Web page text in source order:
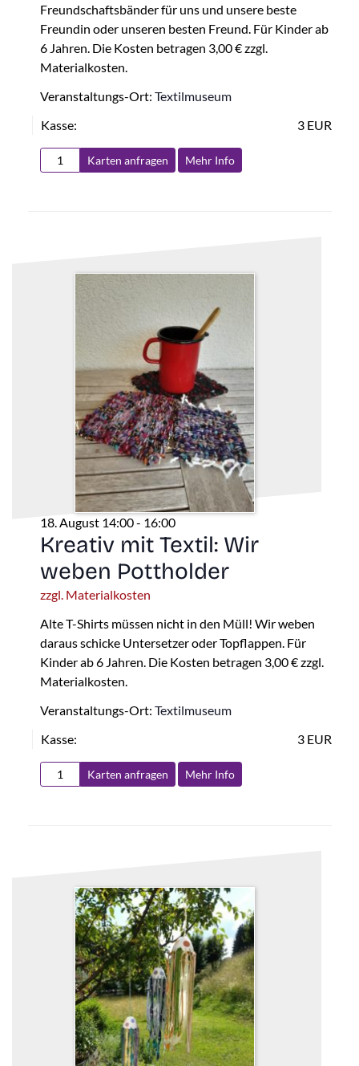
Freundschaftsbänder für uns und unsere beste
Freundin oder unseren besten Freund. Für Kinder ab
6 Jahren. Die Kosten betragen 3,00 € zzgl.
Materialkosten.
Veranstaltungs-Ort: Textilmuseum
Kasse:
3 EUR
Karten anfragen Mehr Info
18. August 14:00- 16:00
Kreativ mit Textil: Wir
weben Pottholder
zzgl. Materialkosten
Alte T-Shirts müssen nicht in den Müll! Wir weben
daraus schicke Untersetzer oder Topflappen. Für
Kinder ab 6 Jahren. Die Kosten betragen 3,00 € zzgl.
Materialkosten.
Veranstaltungs-Ort: Textilmuseum
Kasse:
3 EUR
Karten anfragen Mehr Info